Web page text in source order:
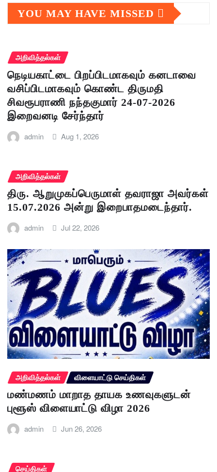
YOU MAY HAVE MISSED
அறிவித்தல்கள்
நெடியகாட்டை பிறப்பிடமாகவும் கனடாவை
வசிப்பிடமாகவும் கொண்ட திருமதி
சிவரூபராணி நந்தகுமார் 24-07-2026
இறைவனடி சேர்ந்தார்
admin Aug 1, 2026
அறிவித்தல்கள்
திரு. ஆறுமுகப்பெருமாள் தவராஜா அவர்கள்
15.07.2026 அன்று இறைபாதமடைந்தார்.
admin Jul 22, 2026
அறிவித்தல்கள் விளையாட்டு செய்திகள்
மண்மணம் மாறாத தாயக உணவுகளுடன்
புளூஸ் விளையாட்டு விழா 2026
admin Jun 26, 2026
செய்திகள்